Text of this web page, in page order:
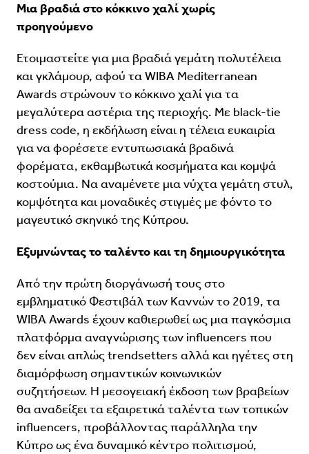
Μια βραδιά στο κόκκινο χαλί χωρίς
προηγούμενο
Ετοιμαστείτε για μια βραδιά γεμάτη πολυτέλεια
και γκλάμουρ, αφού τα WIBA Mediterranean
Awards στρώνουν το κόκκινο χαλί για τα
μεγαλύτερα αστέρια της περιοχής. Με black-tie
dress code, η εκδήλωση είναι η τέλεια ευκαιρία
για να φορέσετε εντυπωσιακά βραδινά
φορέματα, εκθαμβωτικά κοσμήματα και κομψά
κοστούμια. Να αναμένετε μια νύχτα γεμάτη στυλ,
κομψότητα και μοναδικές στιγμές με φόντο το
μαγευτικό σκηνικό της Κύπρου.
Εξυμνώντας το ταλέντο και τη δημιουργικότητα
Από την πρώτη διοργάνωσή τους στο
εμβληματικό Φεστιβάλ των Καννών το 2019, τα
WIBA Awards έχουν καθιερωθεί ως μια παγκόσμια
πλατφόρμα αναγνώρισης των influencers που
δεν είναι απλώς trendsetters αλλά και ηγέτες στη
διαμόρφωση σημαντικών κοινωνικών
συζητήσεων. Η μεσογειακή έκδοση των βραβείων
θα αναδείξει τα εξαιρετικά ταλέντα των τοπικών
influencers, προβάλλοντας παράλληλα την
Κύπρο ως ένα δυναμικό κέντρο πολιτισμού,